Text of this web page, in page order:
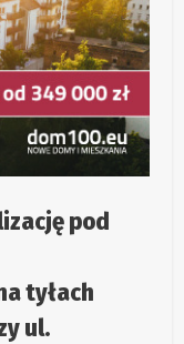
pod
tyłach
ul.